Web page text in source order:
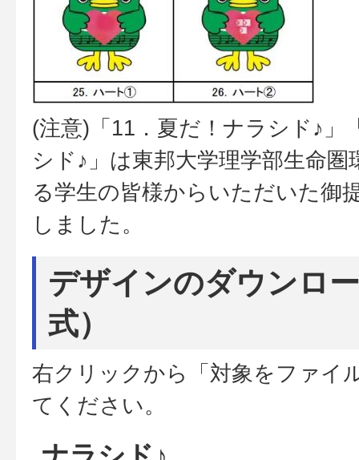
(注意)「11．夏だ！ナラシド♪」
シド♪」は東邦大学理学部生命圏
る学生の皆様からいただいた御
しました。
デザインのダウンロ
式）
右クリックから「対象をファイ
てください。